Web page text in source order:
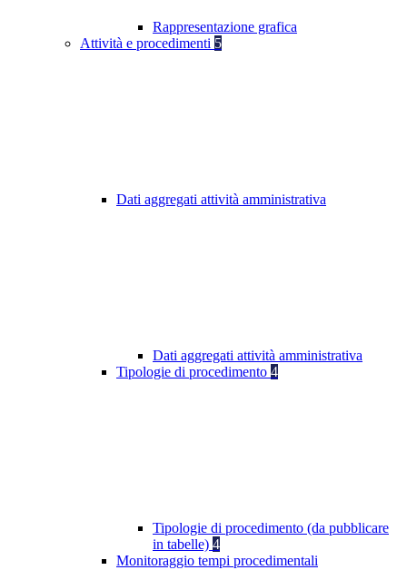
Rappresentazione grafica
Attività e procedimenti 5
Dati aggregati attività amministrativa
Dati aggregati attività amministrativa
Tipologie di procedimento 4
Tipologie di procedimento (da pubblicare
in tabelle) 4
Monitoraggio tempi procedimentali